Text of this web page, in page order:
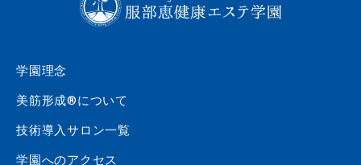
学園理念
美筋形成®について
技術導入サロン一覧
学園へのアクセス